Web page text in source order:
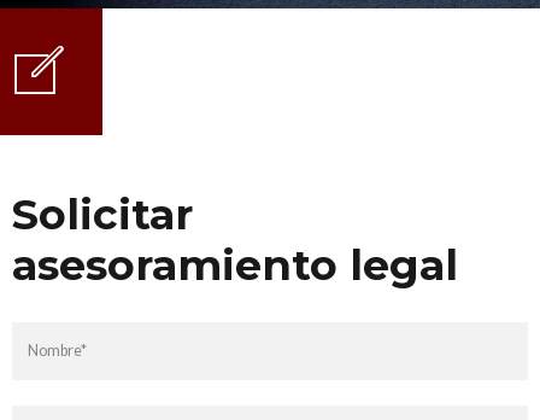
Solicitar
asesoramiento legal